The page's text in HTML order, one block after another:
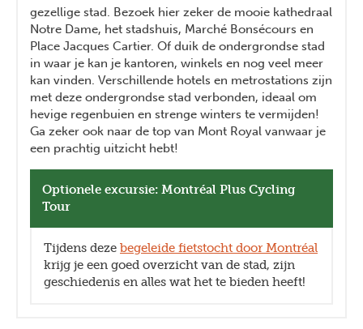
gezellige stad. Bezoek hier zeker de mooie kathedraal
Notre Dame, het stadshuis, Marché Bonsécours en
Place Jacques Cartier. Of duik de ondergrondse stad
in waar je kan je kantoren, winkels en nog veel meer
kan vinden. Verschillende hotels en metrostations zijn
met deze ondergrondse stad verbonden, ideaal om
hevige regenbuien en strenge winters te vermijden!
Ga zeker ook naar de top van Mont Royal vanwaar je
een prachtig uitzicht hebt!
Optionele excursie: Montréal Plus Cycling
Tour
Tijdens deze begeleide fietstocht door Montréal
krijg je een goed overzicht van de stad, zijn
geschiedenis en alles wat het te bieden heeft!